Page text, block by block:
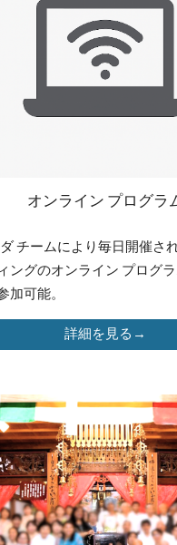
オンライン プログラ
チームにより毎日開催さ
ングのオンライン プログ
加可能。
詳細を見る→